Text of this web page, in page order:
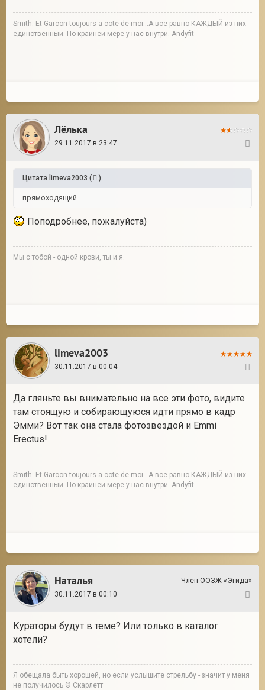
Smith. Et Garcon toujours a cote de moi...А все равно КАЖДЫЙ из них -
единственный. По крайней мере у нас внутри. Andyfit
Лёлька
29.11.2017 в 23:47
Цитата limeva2003 ( )
прямоходящий
Поподробнее, пожалуйста)
Мы с тобой - одной крови, ты и я.
limeva2003
30.11.2017 в 00:04
Да гляньте вы внимательно на все эти фото, видите
там стоящую и собирающуюся идти прямо в кадр
Эмми? Вот так она стала фотозвездой и Emmi
Erectus!
Smith. Et Garcon toujours a cote de moi...А все равно КАЖДЫЙ из них -
единственный. По крайней мере у нас внутри. Andyfit
Наталья
Член ООЗЖ «Эгида»
30.11.2017 в 00:10
Кураторы будут в теме? Или только в каталог
хотели?
Я обещала быть хорошей, но если услышите стрельбу - значит у меня
не получилось © Скарлетт